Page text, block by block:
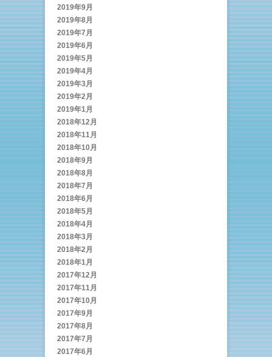
2019年9月
2019年8月
2019年7月
2019年6月
2019年5月
2019年4月
2019年3月
2019年2月
2019年1月
2018年12月
2018年11月
2018年10月
2018年9月
2018年8月
2018年7月
2018年6月
2018年5月
2018年4月
2018年3月
2018年2月
2018年1月
2017年12月
2017年11月
2017年10月
2017年9月
2017年8月
2017年7月
2017年6月